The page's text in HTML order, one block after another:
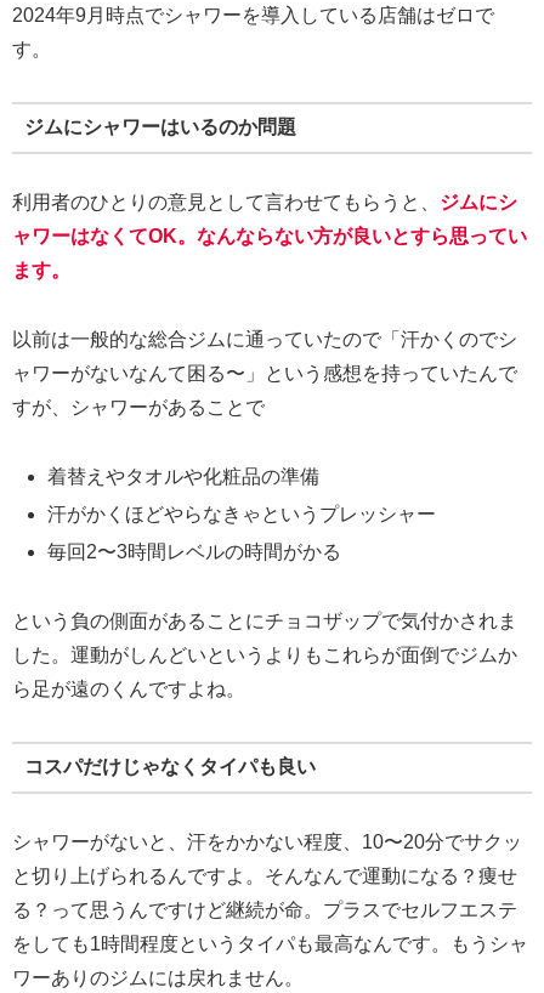
2024年9月時点でシャワーを導入している店舗はゼロで
す。
ジムにシャワーはいるのか問題
利用者のひとりの意見として言わせてもらうと、 ジムにシ
ャワーはなくてOK。なんならない方が良いとすら思ってい
ます。
以前は一般的な総合ジムに通っていたので「汗かくのでシ
ャワーがないなんて困る〜」という感想を持っていたんで
すが、シャワーがあることで
着替えやタオルや化粧品の準備
汗がかくほどやらなきゃというプレッシャー
毎回2〜3時間レベルの時間がかる
という負の側面があることにチョコザップで気付かされま
した。運動がしんどいというよりもこれらが面倒でジムか
ら足が遠のくんですよね。
コスパだけじゃなくタイパも良い
シャワーがないと、汗をかかない程度、10〜20分でサクッ
と切り上げられるんですよ。そんなんで運動になる？痩せ
る？って思うんですけど継続が命。プラスでセルフエステ
をしても1時間程度というタイパも最高なんです。もうシャ
ワーありのジムには戻れません。